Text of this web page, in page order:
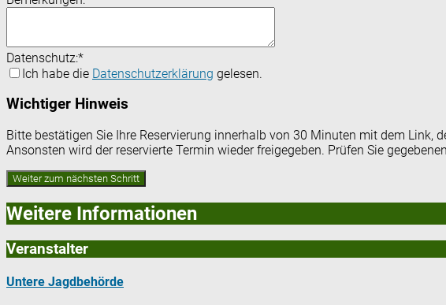
Datenschutz:*
Ich habe die Datenschutzerklärung gelesen.
Wichtiger Hinweis
Bitte bestätigen Sie Ihre Reservierung innerhalb von 30 Minuten mit dem Link,
Ansonsten wird der reservierte Termin wieder freigegeben. Prüfen Sie
Weitere Informationen
Veranstalter
Untere Jagdbehörde